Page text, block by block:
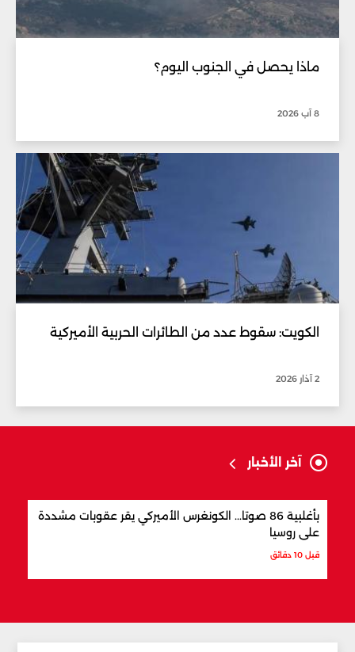
ماذا يحصل في الجنوب اليوم؟
8 آب 2026
الكويت: سقوط عدد من الطائرات الحربية الأميركية
2 آذار 2026
آخر الأخبار
بأغلبية 86 صوتا... الكونغرس الأميركي يقر عقوبات مشددة
على روسيا
قبل 10 دقائق